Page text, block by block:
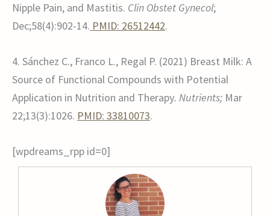
Nipple Pain, and Mastitis. Clin Obstet Gynecol;
Dec;58(4):902-14. PMID: 26512442.
4. Sánchez C., Franco L., Regal P. (2021) Breast Milk: A
Source of Functional Compounds with Potential
Application in Nutrition and Therapy. Nutrients; Mar
22;13(3):1026. PMID: 33810073.
[wpdreams_rpp id=0]